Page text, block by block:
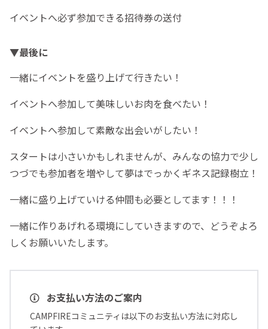
イベントへ必ず参加できる招待券の送付
▼最後に
一緒にイベントを盛り上げて行きたい！
イベントへ参加して美味しいお肉を食べたい！
イベントへ参加して素敵な出会いがしたい！
スタートは小さいかもしれませんが、みんなの協力で少し
つづでも参加者を増やして夢はでっかくギネス記録樹立！
一緒に盛り上げていける仲間も必要としてます！！！
一緒に作りあげれる環境にしていきますので、どうぞよろ
しくお願いいたします。
お支払い方法のご案内
CAMPFIREコミュニティは以下のお支払い方法に対応し